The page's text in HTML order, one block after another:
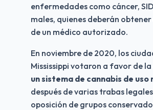
enfermedades como cáncer,
males, quienes deberán
de un médico autorizado.
En noviembre de 2020, los
Mississippi votaron a favor de
un sistema de cannabis de uso
después de varias trabas
oposición de grupos